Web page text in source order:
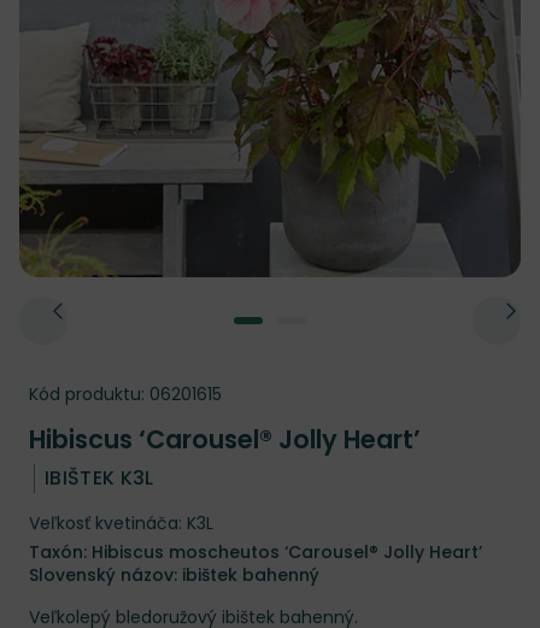
Kód produktu: 06201615
Hibiscus ‘Carousel® Jolly Heart’
IBIŠTEK K3L
Veľkosť kvetináča: K3L
Taxón: Hibiscus moscheutos ‘Carousel® Jolly Heart’
Slovenský názov: ibištek bahenný
Veľkolepý bledoružový ibištek bahenný.